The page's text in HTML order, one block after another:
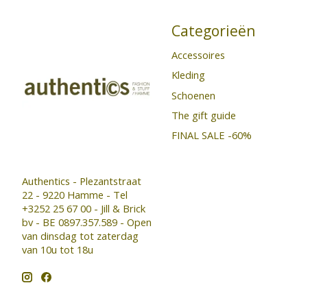
Authentics - Plezantstraat
22 - 9220 Hamme - Tel
+3252 25 67 00 - Jill & Brick
bv - BE 0897.357.589 - Open
van dinsdag tot zaterdag
van 10u tot 18u
Categorieën
Accessoires
Kleding
Schoenen
The gift guide
FINAL SALE -60%